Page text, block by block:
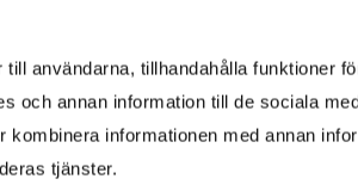
användarna, tillhandahålla funktioner
och annan information till de sociala
informationen med annan
tjänster.